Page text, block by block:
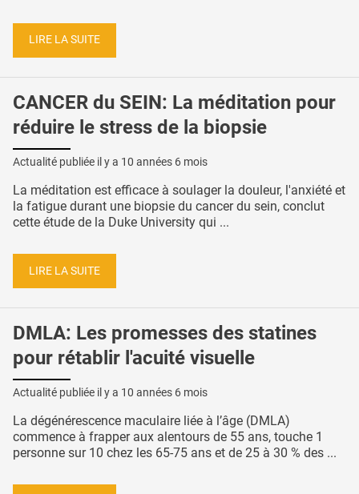
LIRE LA SUITE
CANCER du SEIN: La méditation pour
réduire le stress de la biopsie
Actualité publiée il y a 10 années 6 mois
La méditation est efficace à soulager la douleur, l'anxiété et
la fatigue durant une biopsie du cancer du sein, conclut
cette étude de la Duke University qui ...
LIRE LA SUITE
DMLA: Les promesses des statines
pour rétablir l'acuité visuelle
Actualité publiée il y a 10 années 6 mois
La dégénérescence maculaire liée à l’âge (DMLA)
commence à frapper aux alentours de 55 ans, touche 1
personne sur 10 chez les 65-75 ans et de 25 à 30 % des ...